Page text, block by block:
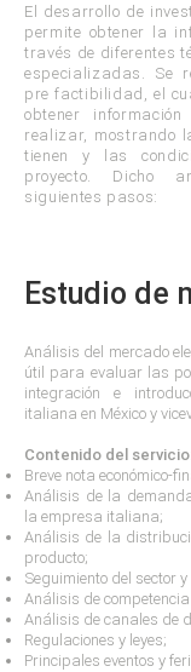
El desarrollo de
permite obtener la
través de diferentes
especializadas. Se
pre factibilidad, el
obtener
realizar, mostrando
tienen y las
proyecto. Dicho
siguientes pasos:
Estudio de
Análisis del mercado
útil para evaluar las
integración e
italiana en México y
Contenido del
Breve nota económico-
Análisis de la
la empresa italiana;
Análisis de la
producto;
Seguimiento del sector
Análisis de
Análisis de canales de
Regulaciones y leyes;
Principales eventos y